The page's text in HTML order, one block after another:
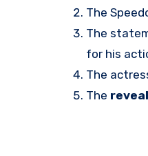
The
The
for his
The
The